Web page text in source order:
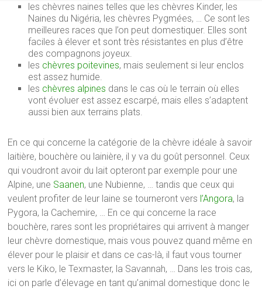
les chèvres naines telles que les chèvres Kinder, les
Naines du Nigéria, les chèvres Pygmées, … Ce sont les
meilleures races que l’on peut domestiquer. Elles sont
faciles à élever et sont très résistantes en plus d’être
des compagnons joyeux.
les chèvres poitevines, mais seulement si leur enclos
est assez humide.
les chèvres alpines dans le cas où le terrain où elles
vont évoluer est assez escarpé, mais elles s’adaptent
aussi bien aux terrains plats.
En ce qui concerne la catégorie de la chèvre idéale à savoir
laitière, bouchère ou lainière, il y va du goût personnel. Ceux
qui voudront avoir du lait opteront par exemple pour une
Alpine, une Saanen, une Nubienne, … tandis que ceux qui
veulent profiter de leur laine se tourneront vers l’Angora, la
Pygora, la Cachemire, … En ce qui concerne la race
bouchère, rares sont les propriétaires qui arrivent à manger
leur chèvre domestique, mais vous pouvez quand même en
élever pour le plaisir et dans ce cas-là, il faut vous tourner
vers le Kiko, le Texmaster, la Savannah, … Dans les trois cas,
ici on parle d’élevage en tant qu’animal domestique donc le